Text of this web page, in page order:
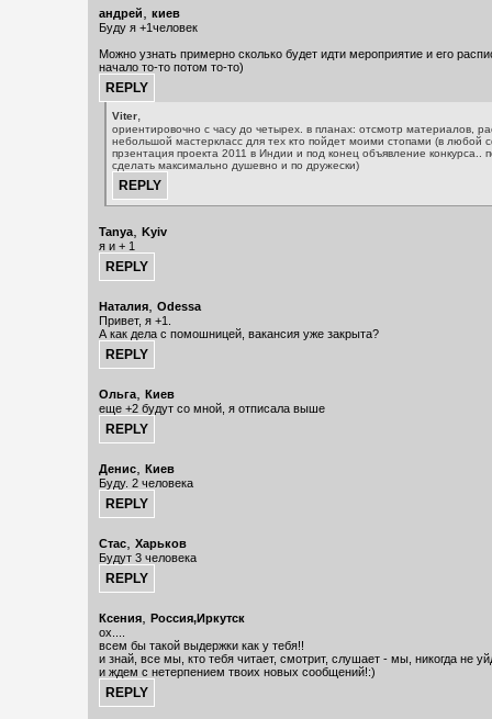
андрей, киев
Буду я +1человек
Можно узнать примерно сколько будет идти мероприятие и его
начало то-то потом то-то)
Viter,
ориентировочно с часу до четырех. в планах: отсмотр материалов,
небольшой мастеркласс для тех кто пойдет моими стопами (в любой
прзентация проекта 2011 в Индии и под конец объявление конкурса..
сделать максимально душевно и по дружески)
Tanya, Kyiv
я и + 1
Наталия, Odessa
Привет, я +1.
А как дела с помошницей, вакансия уже закрыта?
Ольга, Киев
еще +2 будут со мной, я отписала выше
Денис, Киев
Буду. 2 человека
Стас, Харьков
Будут 3 человека
Ксения, Россия,Иркутск
ох....
всем бы такой выдержки как у тебя!!
и знай, все мы, кто тебя читает, смотрит, слушает - мы, никогда не
и ждем с нетерпением твоих новых сообщений!:)